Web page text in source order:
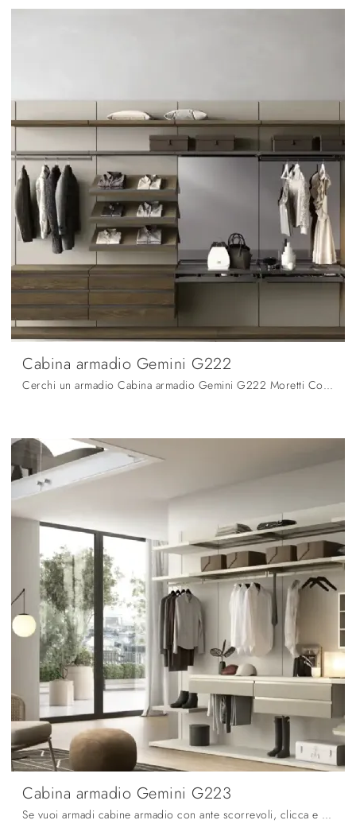
Cabina armadio Gemini G222
Cerchi un armadio Cabina armadio Gemini G222 Moretti Compact Giorno Notte? Clicca subito! Gli armadi cabine armadio con ante scorrevoli ti aspettano.
Cabina armadio Gemini G223
Se vuoi armadi cabine armadio con ante scorrevoli, clicca e scopri l'armadio Cabina armadio Gemini G223 di Moretti Compact Giorno Notte in melaminico.